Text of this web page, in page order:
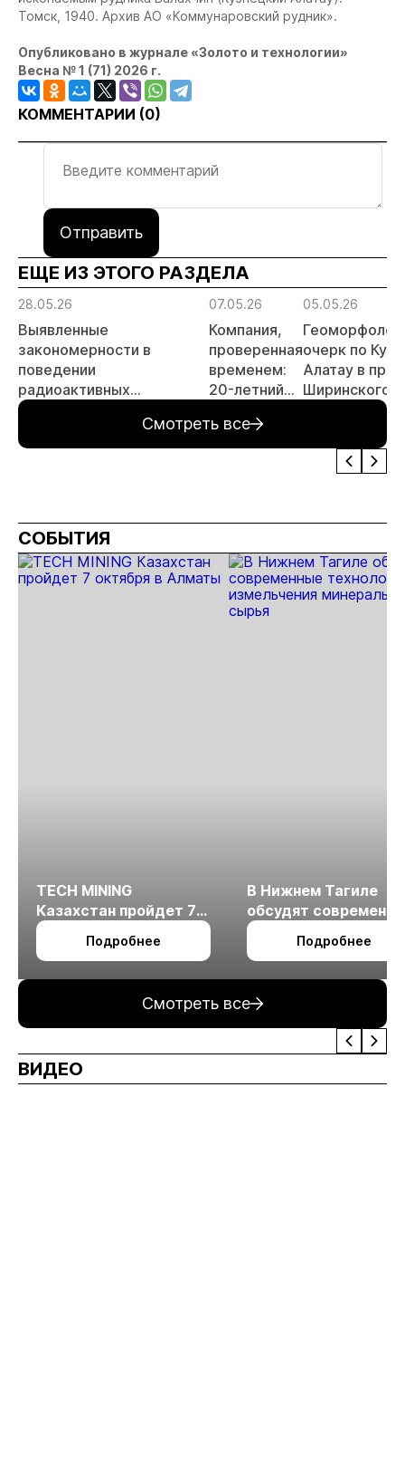
Томск, 1940. Архив АО «Коммунаровский рудник».
Опубликовано в журнале «Золото и технологии»
Весна № 1 (71) 2026 г.
КОММЕНТАРИИ (0)
Отправить
ЕЩЕ ИЗ ЭТОГО РАЗДЕЛА
28.05.26
Выявленные
закономерности в
поведении
радиоактивных
элементов по опыту
аэрогаммаспектрометрии
07.05.26
Компания,
проверенная
временем:
20-летний
«Геолит»
05.05.26
очерк по
Алатау в
Ширинского
Республики
Смотреть все
СОБЫТИЯ
TECH MINING
Казахстан пройдет 7
октября в Алматы
Подробнее
В Нижнем Тагиле
обсудят
технологии
измельчения
Подробнее
Смотреть все
ВИДЕО